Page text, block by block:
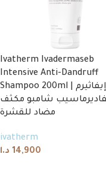
Ivatherm Ivadermaseb
Intensive Anti-Dandruff
Shampoo 200ml | إيفاثيرم
شامبو مكثف
مضاد للقشرة
ivatherm
14,900 د.ا